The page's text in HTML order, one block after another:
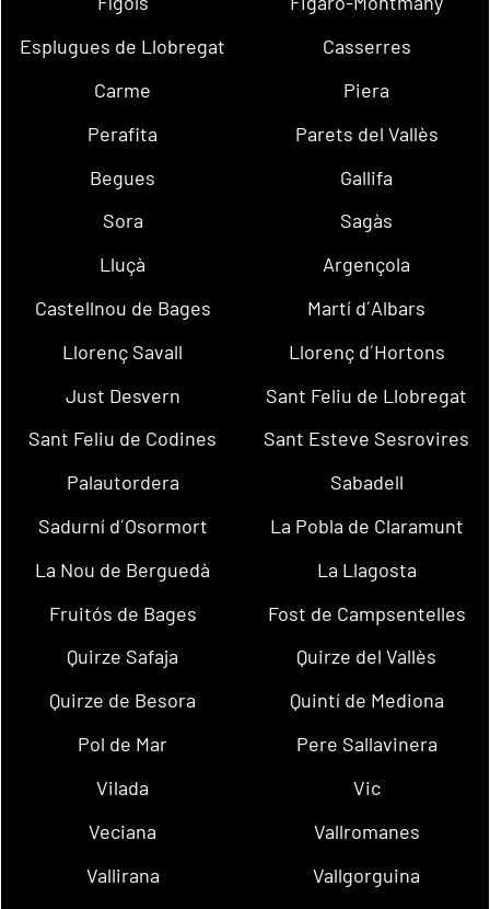
Esplugues de Llobregat
Casserres
Carme
Piera
Perafita
Parets del Vallès
Begues
Gallifa
Sora
Sagàs
Lluçà
Argençola
Castellnou de Bages
Martí d´Albars
Llorenç Savall
Llorenç d´Hortons
Just Desvern
Sant Feliu de Llobregat
Sant Feliu de Codines
Sant Esteve Sesrovires
Palautordera
Sabadell
Sadurní d´Osormort
La Pobla de Claramunt
La Nou de Berguedà
La Llagosta
Fruitós de Bages
Fost de Campsentelles
Quirze Safaja
Quirze del Vallès
Quirze de Besora
Quintí de Mediona
Pol de Mar
Pere Sallavinera
Vilada
Vic
Veciana
Vallromanes
Vallirana
Vallgorguina